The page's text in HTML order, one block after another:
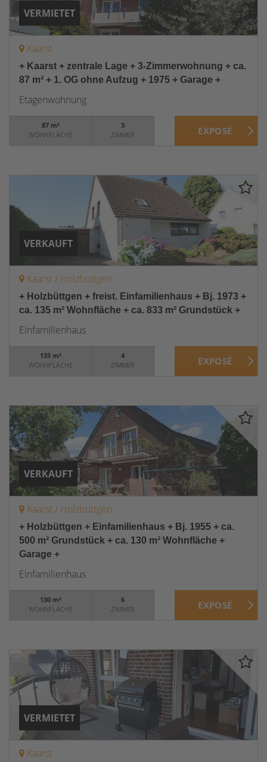
VERMIETET
Kaarst
+ Kaarst + zentrale Lage + 3-Zimmerwohnung + ca.
87 m² + 1. OG ohne Aufzug + 1975 + Garage +
Etagenwohnung
87 m²
WOHNFLÄCHE
3
ZIMMER
VERKAUFT
Kaarst / Holzbüttgen
+ Holzbüttgen + freist. Einfamilienhaus + Bj. 1973 +
ca. 135 m² Wohnfläche + ca. 833 m² Grundstück +
Einfamilienhaus
135 m²
WOHNFLÄCHE
4
ZIMMER
VERKAUFT
Kaarst / Holzbüttgen
+ Holzbüttgen + Einfamilienhaus + Bj. 1955 + ca.
500 m² Grundstück + ca. 130 m² Wohnfläche +
Garage +
Einfamilienhaus
130 m²
WOHNFLÄCHE
6
ZIMMER
VERMIETET
Kaarst